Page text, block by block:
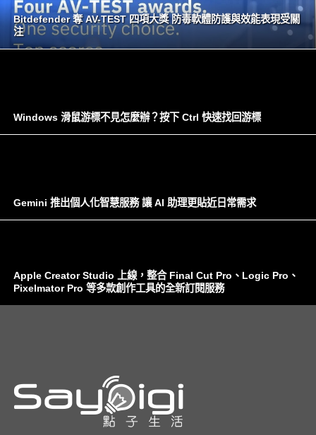
Bitdefender 奪 AV-TEST 四項大獎 防毒軟體防護與效能表現受關
注
Windows 滑鼠游標不見怎麼辦？按下 Ctrl 快速找回游標
Gemini 推出個人化智慧服務 讓 AI 助理更貼近日常需求
Apple Creator Studio 上線，整合 Final Cut Pro、Logic Pro、
Pixelmator Pro 等多款創作工具的全新訂閱服務